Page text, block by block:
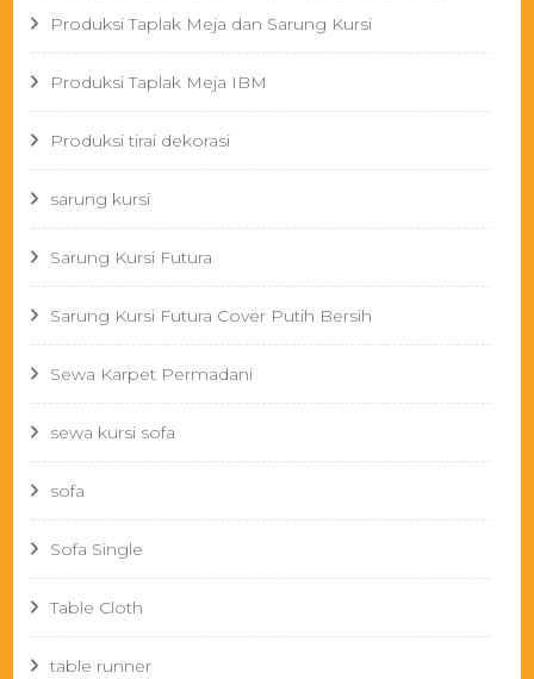
Produksi Taplak Meja dan Sarung Kursi
Produksi Taplak Meja IBM
Produksi tirai dekorasi
sarung kursi
Sarung Kursi Futura
Sarung Kursi Futura Cover Putih Bersih
Sewa Karpet Permadani
sewa kursi sofa
sofa
Sofa Single
Table Cloth
table runner